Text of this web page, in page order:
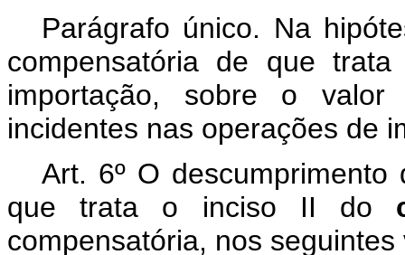
Parágrafo único. Na
compensatória de que
importação, sobre o valor
incidentes nas operações de
Art. 6º O
que trata o inciso II do
compensatória, nos seguintes